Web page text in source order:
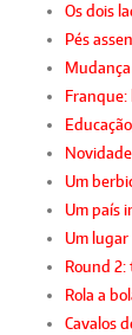
Os dois
Pés
Um
Um país
Um lugar
Round 2:
Rola a
Cavalos